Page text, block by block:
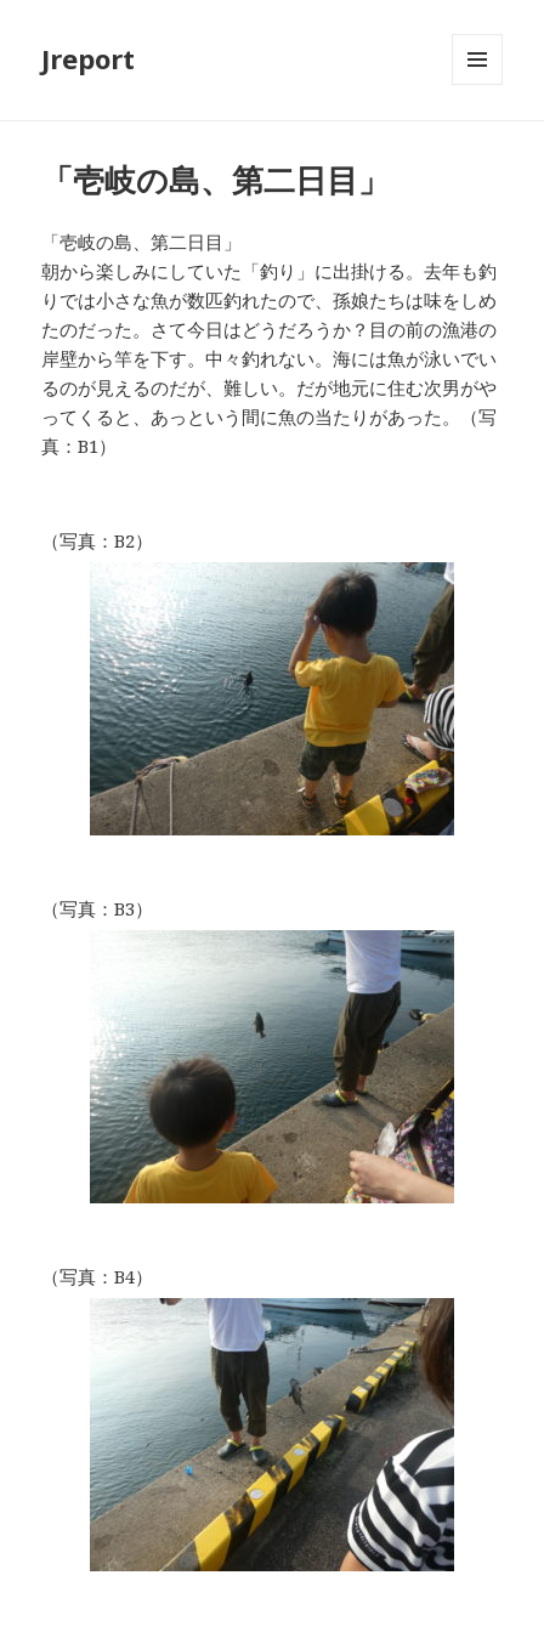
Jreport
「壱岐の島、第二日目」
「壱岐の島、第二日目」
朝から楽しみにしていた「釣り」に出掛ける。去年も釣
りでは小さな魚が数匹釣れたので、孫娘たちは味をしめ
たのだった。さて今日はどうだろうか？目の前の漁港の
岸壁から竿を下す。中々釣れない。海には魚が泳いでい
るのが見えるのだが、難しい。だが地元に住む次男がや
ってくると、あっという間に魚の当たりがあった。（写
真：B1）
（写真：B2）
（写真：B3）
（写真：B4）